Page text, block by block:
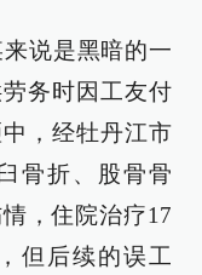
说是黑暗的一
务时因工友付
，经牡丹江市
骨折、股骨骨
，住院治疗17
但后续的误工